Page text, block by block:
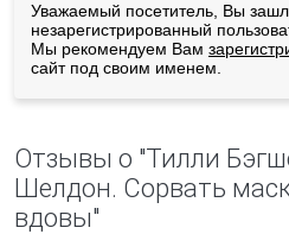
Уважаемый посетитель, Вы
незарегистрированный
Мы рекомендуем Вам
сайт под своим именем.
Отзывы о "Тилли
Шелдон. Сорвать
вдовы"